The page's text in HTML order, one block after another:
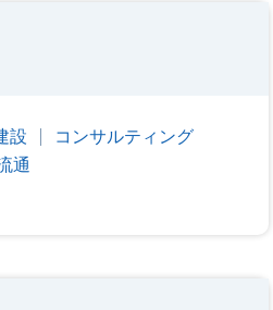
設
コンサルティング
通